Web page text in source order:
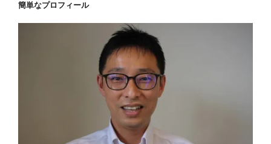
簡単なプロフィール